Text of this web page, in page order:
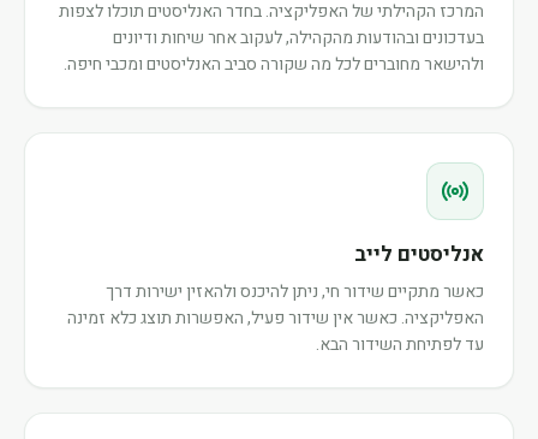
המרכז הקהילתי של האפליקציה. בחדר האנליסטים תוכלו לצפות
בעדכונים ובהודעות מהקהילה, לעקוב אחר שיחות ודיונים
ולהישאר מחוברים לכל מה שקורה סביב האנליסטים ומכבי חיפה.
אנליסטים לייב
כאשר מתקיים שידור חי, ניתן להיכנס ולהאזין ישירות דרך
האפליקציה. כאשר אין שידור פעיל, האפשרות תוצג כלא זמינה
עד לפתיחת השידור הבא.